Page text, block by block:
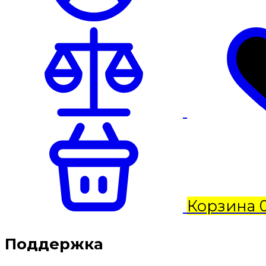
Корзина
Поддержка